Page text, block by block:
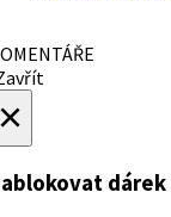
dárek